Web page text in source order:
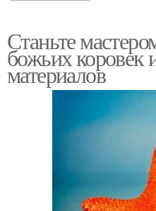
Станьте
божьих коровек
материалов